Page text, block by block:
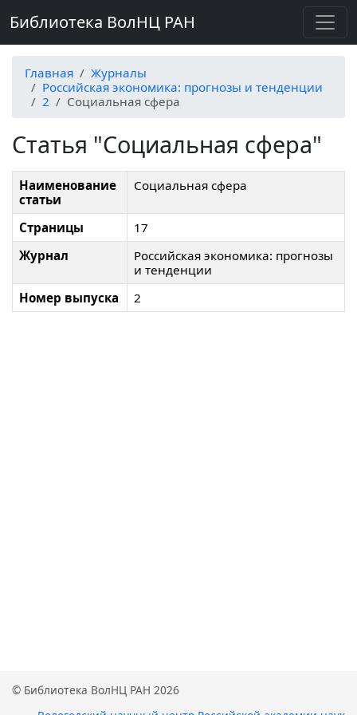
Библиотека ВолНЦ РАН
Главная
Журналы
Российская экономика: прогнозы и тенденции
2
Социальная сфера
Статья "Социальная сфера"
Наименование
статьи
Социальная сфера
Страницы
17
Журнал
Российская экономика: прогнозы
и тенденции
Номер выпуска
2
© Библиотека ВолНЦ РАН 2026